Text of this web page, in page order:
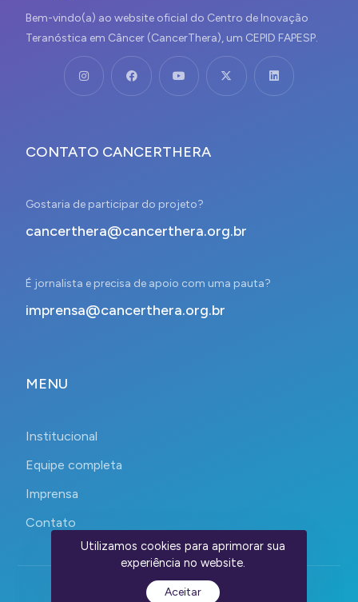
Bem-vindo(a) ao website oficial do Centro de Inovação
Teranóstica em Câncer (CancerThera), um CEPID FAPESP.
CONTATO CANCERTHERA
Gostaria de participar do projeto?
cancerthera@cancerthera.org.br
É jornalista e precisa de apoio com uma pauta?
imprensa@cancerthera.org.br
MENU
Institucional
Equipe completa
Imprensa
Contato
Utilizamos cookies para aprimorar sua
experiência no website.
Aceitar